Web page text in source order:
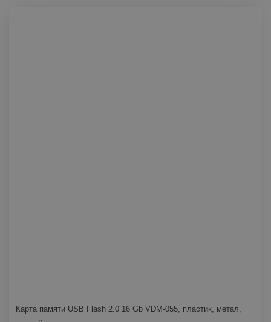
Карта памяти USB Flash 2.0 16 Gb VDM-055, пластик, метал,